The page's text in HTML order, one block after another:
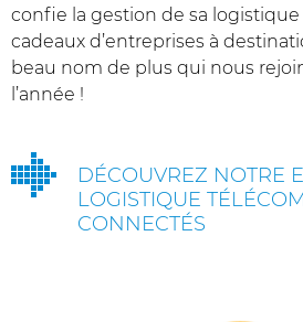
confie la gestion de sa
cadeaux d’entreprises à
beau nom de plus qui nous
l’année !
DÉCOUVREZ NOTRE
LOGISTIQUE
CONNECTÉS